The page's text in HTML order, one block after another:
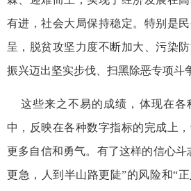
有进，社会大局保持稳定。特别是
呈，脱贫攻坚力度不断加大、污染
振兴迈出坚实步伐、扫黑除恶专项
这些来之不易的成绩，体现在各
中，反映在各种数字指标的完成上
更多自信和勇气。有了这样的信心斗
更急，人到半山路更陡”的风险和“